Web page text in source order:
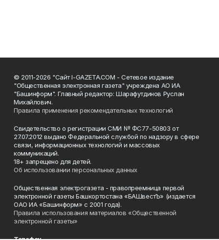
© 2011-2026 "Сайт I-GAZETA.COM - Сетевое издание
"Общественная электронная газета" учреждена АО ИА
"Башинформ". Главный редактор: Шарафутдинов Руслан
Михайлович.
Правила применения рекомендательных технологий
Свидетельство о регистрации СМИ № ФС77-50803 от
27.07.2012 выдано Федеральной службой по надзору в сфере
связи, информационных технологий и массовых
коммуникаций.
18+ запрещено для детей.
Об использовании персональных данных
Общественная электрогазета - правопреемница первой
электронной газеты Башкортостана «БАШвестЪ» (издается
ОАО ИА «Башинформ» с 2001 года).
Правила использования материалов «Общественной
электронной газеты»